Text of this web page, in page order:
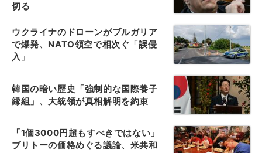
切る
ウクライナのドローンがブルガリア
で爆発、NATO領空で相次ぐ「誤侵
入」
韓国の暗い歴史「強制的な国際養子
縁組」、大統領が真相解明を約束
「1個3000円超もすべきではない」
ブリトーの価格めぐる議論、米共和